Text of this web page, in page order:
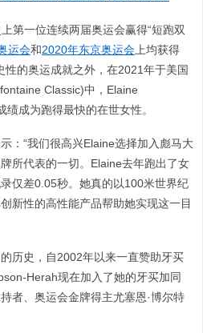
第一位连续两届奥运会赢得“短跑双
运会和2020年东京奥运会上均获得
的奥运成就之外，在2021年于美国
Classic)中，Elaine
绩成为跑得最快的在世女性。
：“我们很高兴Elaine选择加入彪马大
所代表的一切。Elaine去年跑出了女
仅差0.05秒。她真的以100米世界纪
新性的高性能产品帮助她实现这一目
历史，自2002年以来一直赞助牙买
Herah现在加入了她的牙买加同
者、奥运会金牌得主尤塞恩·博尔特